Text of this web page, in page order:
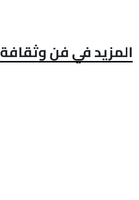
المزيد في فن وثقافة